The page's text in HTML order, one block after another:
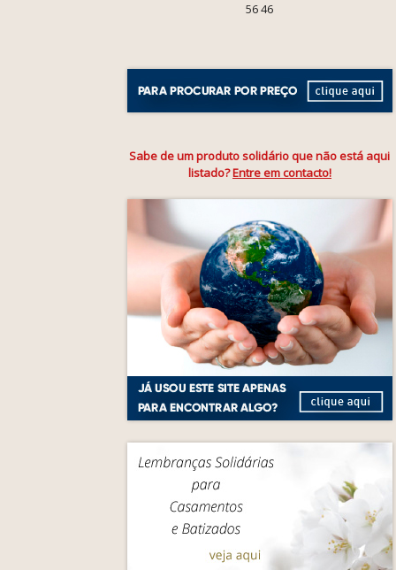
56 46
Sabe de um produto solidário que não está aqui
listado?Entre em contacto!